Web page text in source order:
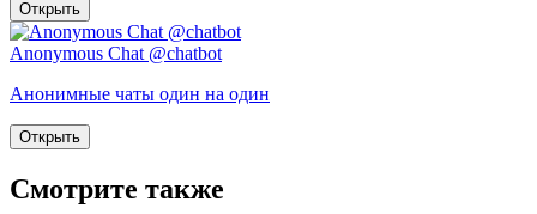
Открыть
Anonymous Chat @chatbot
Анонимные чаты один на один
Открыть
Смотрите также